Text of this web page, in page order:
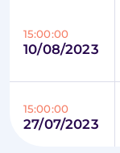
15:00:00
10/08/2023
15:00:00
27/07/2023